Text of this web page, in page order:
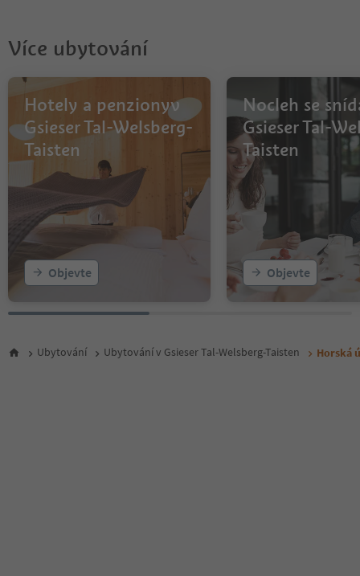
Více ubytování
Hotely a penzionyv
Gsieser Tal-Welsberg-
Taisten
Objevte
Nocleh se
Gsieser Tal-
Taisten
Objevte
Ubytování Ubytování v Gsieser Tal-Welsberg-Taisten Horská